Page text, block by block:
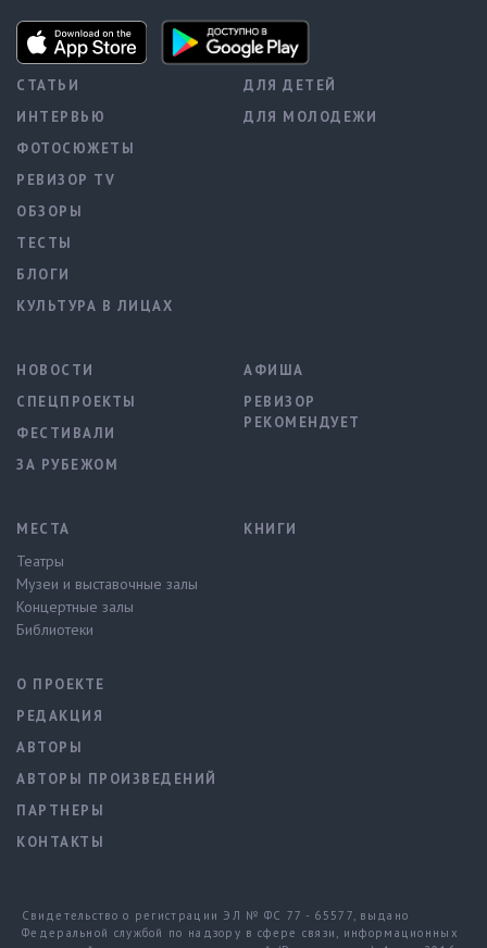
СТАТЬИ
ИНТЕРВЬЮ
ФОТОСЮЖЕТЫ
РЕВИЗОР TV
ОБЗОРЫ
ТЕСТЫ
БЛОГИ
КУЛЬТУРА В ЛИЦАХ
ДЛЯ ДЕТЕЙ
ДЛЯ МОЛОДЕЖИ
НОВОСТИ
СПЕЦПРОЕКТЫ
ФЕСТИВАЛИ
ЗА РУБЕЖОМ
АФИША
РЕВИЗОР
РЕКОМЕНДУЕТ
МЕСТА
Театры
Музеи и выставочные залы
Концертные залы
Библиотеки
КНИГИ
О ПРОЕКТЕ
РЕДАКЦИЯ
АВТОРЫ
АВТОРЫ ПРОИЗВЕДЕНИЙ
ПАРТНЕРЫ
КОНТАКТЫ
Свидетельство о регистрации ЭЛ № ФС 77 - 65577, выдано
Федеральной службой по надзору в сфере связи, информационных